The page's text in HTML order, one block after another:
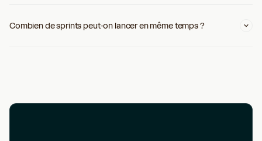
Combien de sprints peut-on lancer en même temps ?